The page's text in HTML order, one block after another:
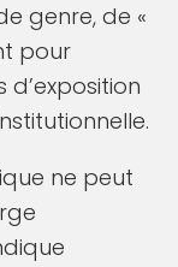
genre, de «
pour
ne peut